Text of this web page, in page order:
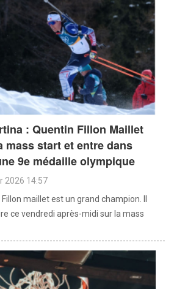
: Quentin Fillon Maillet
mass start et entre dans
9e médaille olympique
2026 14:57
maillet est un grand champion. Il
ce vendredi après-midi sur la mass